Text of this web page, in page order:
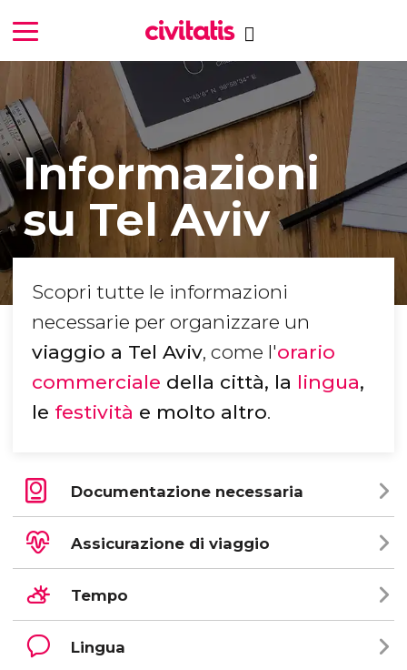
Informazioni
su Tel Aviv
Scopri tutte le informazioni
necessarie per organizzare un
viaggio a Tel Aviv, come l'orario
commerciale della città, la lingua,
le festività e molto altro.
Documentazione necessaria
Assicurazione di viaggio
Tempo
Lingua